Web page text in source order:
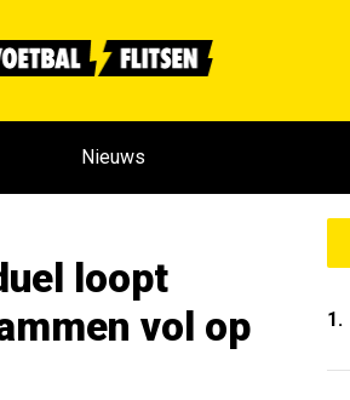
Nieuws
loopt
vol op
1.